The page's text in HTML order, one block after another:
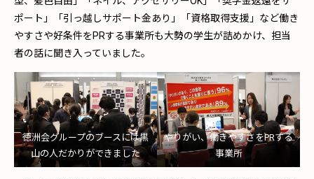
ポート」「引っ越しサポート金あり」「資格取得支援」など働き
やすさや好条件をPRする事業所も大勢の学生が詰めかけ、担当
者の話に聞き入っていました。
徳洲会グループのブースには黒
山の人だかりができました
やりがい、働きやすさをPRする
事業所